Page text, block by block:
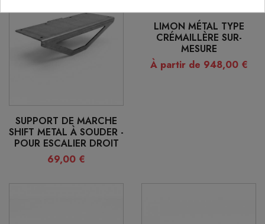
SUPPORT DE MARCHE
SHIFT METAL À SOUDER -
POUR ESCALIER DROIT
69,00 €
LIMON MÉTAL TYPE
CRÉMAILLÈRE SUR-
MESURE
À partir de 948,00 €